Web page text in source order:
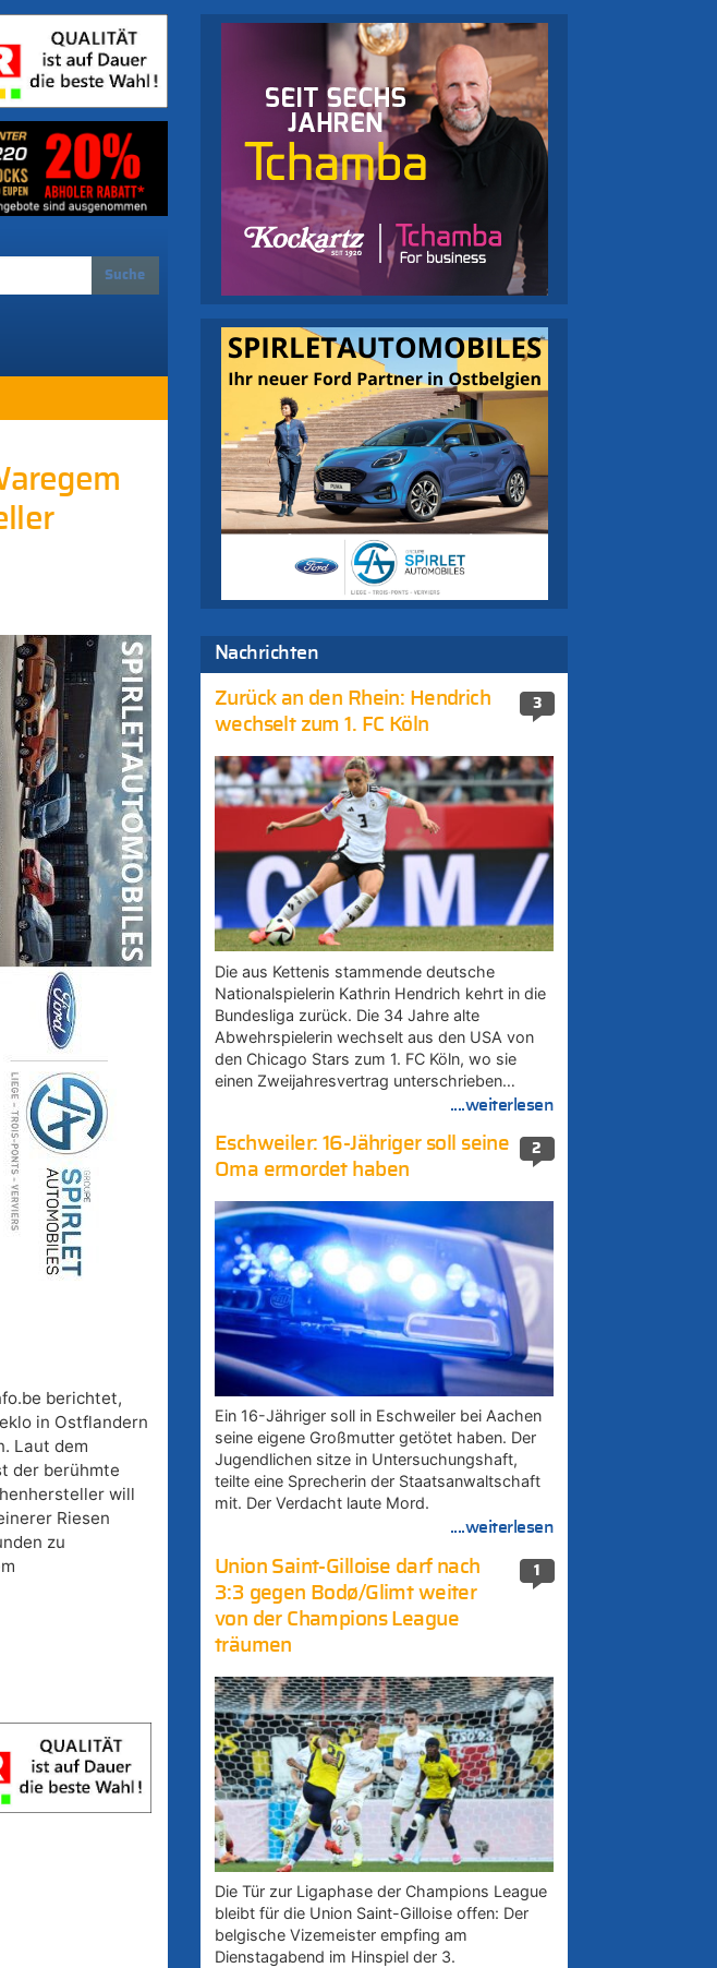
berichtet,
in Ostflandern
Laut dem
der berühmte
will
Riesen
zu
Nachrichten
3
Zurück an den Rhein: Hendrich
wechselt zum 1. FC Köln
Die aus Kettenis stammende deutsche
Nationalspielerin Kathrin Hendrich kehrt in die
Bundesliga zurück. Die 34 Jahre alte
Abwehrspielerin wechselt aus den USA von
den Chicago Stars zum 1. FC Köln, wo sie
einen Zweijahresvertrag unterschrieben…
....weiterlesen
2
Eschweiler: 16-Jähriger soll seine
Oma ermordet haben
Ein 16-Jähriger soll in Eschweiler bei Aachen
seine eigene Großmutter getötet haben. Der
Jugendlichen sitze in Untersuchungshaft,
teilte eine Sprecherin der Staatsanwaltschaft
mit. Der Verdacht laute Mord.
....weiterlesen
1
Union Saint-Gilloise darf nach
3:3 gegen Bodø/Glimt weiter
von der Champions League
träumen
Die Tür zur Ligaphase der Champions League
bleibt für die Union Saint-Gilloise offen: Der
belgische Vizemeister empfing am
Dienstagabend im Hinspiel der 3.